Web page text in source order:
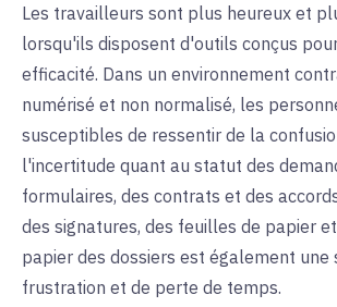
Les travailleurs sont plus heureux et
lorsqu'ils disposent d'outils conçus
efficacité. Dans un environnement
numérisé et non normalisé, les
susceptibles de ressentir de la
l'incertitude quant au statut des
formulaires, des contrats et des
des signatures, des feuilles de papier
papier des dossiers est également une
frustration et de perte de temps.